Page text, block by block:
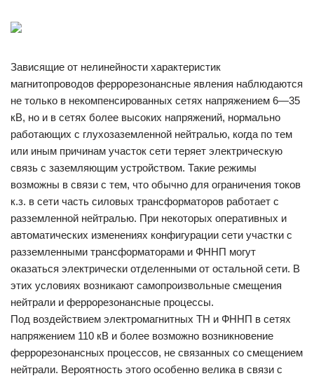
Зависящие от нелинейности характеристик
магнитопроводов феррорезонансные явления наблюдаются
не только в некомпенсированных сетях напряжением 6—35
кВ, но и в сетях более высоких напряжений, нормально
работающих с глухозаземленной нейтралью, когда по тем
или иным причинам участок сети теряет электрическую
связь с заземляющим устройством. Такие режимы
возможны в связи с тем, что обычно для ограничения токов
к.з. в сети часть силовых трансформаторов работает с
разземленной нейтралью. При некоторых оперативных и
автоматических изменениях конфигурации сети участки с
разземленными трансформаторами и ФННП могут
оказаться электрически отделенными от остальной сети. В
этих условиях возникают самопроизвольные смещения
нейтрали и феррорезонансные процессы.
Под воздействием электромагнитных ТН и ФННП в сетях
напряжением 110 кВ и более возможно возникновение
феррорезонансных процессов, не связанных со смещением
нейтрали. Вероятность этого особенно велика в связи с